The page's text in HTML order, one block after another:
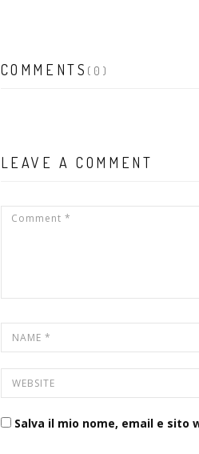
COMMENTS (0)
LEAVE A COMMENT
Salva il mio nome, email e sito